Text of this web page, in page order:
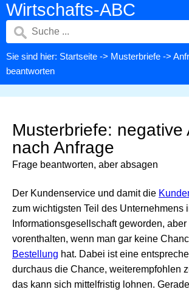
Wirtschafts-ABC
Sie sind hier: Startseite -> Musterbriefe ->
beantworten
Musterbriefe: negative
nach Anfrage
Frage beantworten, aber absagen
Der Kundenservice und damit die
zum wichtigsten Teil des Unternehmens
Informationsgesellschaft geworden,
vorenthalten, wenn man gar keine
Bestellung hat. Dabei ist eine
durchaus die Chance, weiterempfohlen
das kann sich mittelfristig lohnen.